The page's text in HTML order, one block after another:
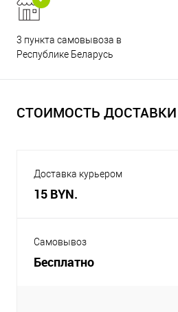
3 пункта самовывоза в
Республике Беларусь
СТОИМОСТЬ ДОСТАВКИ
Доставка курьером
15 BYN.
Самовывоз
Бесплатно